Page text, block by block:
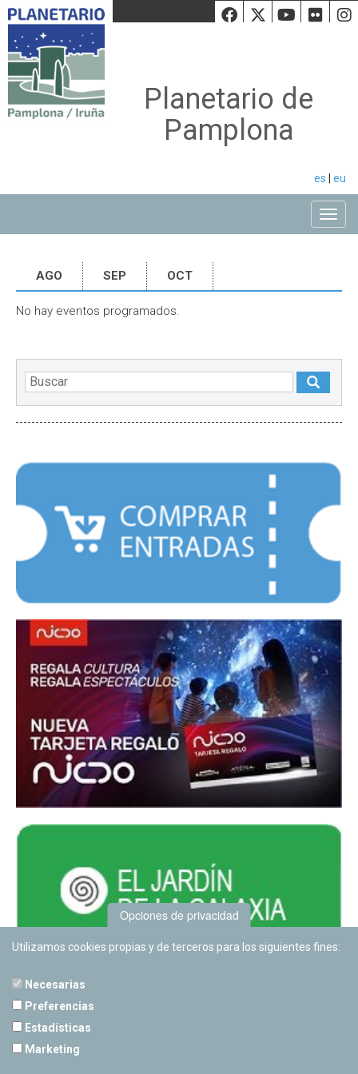
Facebook
Twiiter
Planetario de
Pamplona
es eu
AGO SEP OCT
No hay eventos programados.
Opciones de privacidad
Utilizamos cookies propias y de terceros para los siguientes fines:
Necesarias
Preferencias
Estadísticas
Marketing